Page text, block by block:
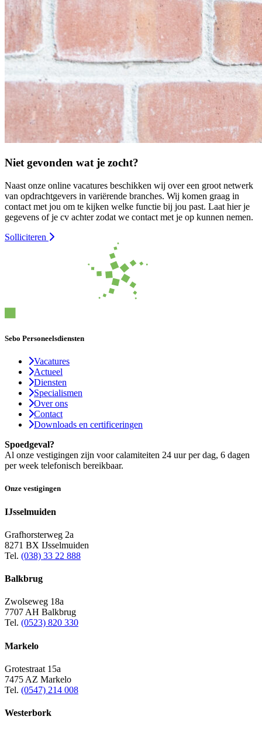
Niet gevonden wat je zocht?
Naast onze online vacatures beschikken wij over een groot netwerk
van opdrachtgevers in variërende branches. Wij komen graag in
contact met jou om te kijken welke functie bij jou past. Laat hier je
gegevens of je cv achter zodat we contact met je op kunnen nemen.
Solliciteren
Sebo Personeelsdiensten
Vacatures
Actueel
Diensten
Specialismen
Over ons
Contact
Downloads en certificeringen
Spoedgeval?
Al onze vestigingen zijn voor calamiteiten 24 uur per dag, 6 dagen
per week telefonisch bereikbaar.
Onze vestigingen
IJsselmuiden
Grafhorsterweg 2a
8271 BX IJsselmuiden
Tel. (038) 33 22 888
Balkbrug
Zwolseweg 18a
7707 AH Balkbrug
Tel. (0523) 820 330
Markelo
Grotestraat 15a
7475 AZ Markelo
Tel. (0547) 214 008
Westerbork